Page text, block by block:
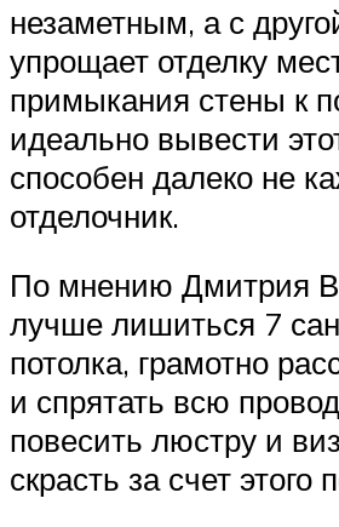
незаметным, а с
упрощает отделку
примыкания стены к
идеально вывести
способен далеко не
отделочник.
По мнению Дмитрия
лучше лишиться 7
потолка, грамотно
и спрятать всю
повесить люстру и
скрасть за счет этого